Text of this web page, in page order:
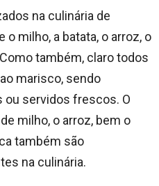
na culinária de
milho, a batata, o arroz, o
também, claro todos
marisco, sendo
ou servidos frescos. O
milho, o arroz, bem o
também são
na culinária.